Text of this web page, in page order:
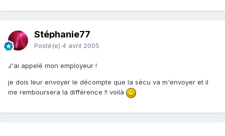
Stéphanie77
Posté(e) 4 avril 2005
J'ai appelé mon employeur !
je dois leur envoyer le décompte que la sécu va m'envoyer et il
me remboursera la différence !! voilà